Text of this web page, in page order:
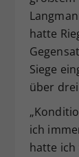
hatte
Siege
über
ich
hatte ich